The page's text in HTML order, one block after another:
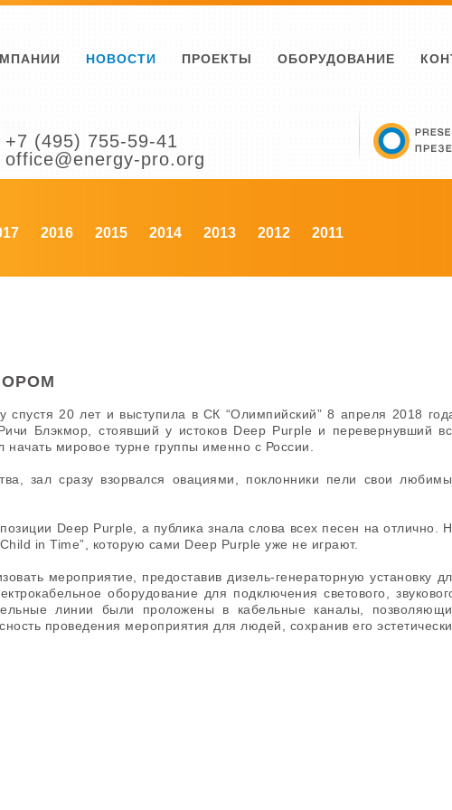
НОВОСТИ ПРОЕКТЫ ОБОРУДОВАНИЕ
+7 (495) 755-59-41
office@energy-pro.org
2016 2015 2014 2013 2012 2011
спустя 20 лет и выступила в СК “Олимпийский”8 апреля 2018
Блэкмор, стоявший у истоков Deep Purple и перевернувший
мировое турне группы именно с России.
зал сразу взорвался овациями, поклонники пели свои
Deep Purple, а публика знала слова всех песен на отлично.
in Time”, которую сами Deep Purple уже не играют.
мероприятие, предоставив дизель-генераторную установку
оборудование для подключения светового,
линии были проложены в кабельные каналы,
проведения мероприятия для людей, сохранив его